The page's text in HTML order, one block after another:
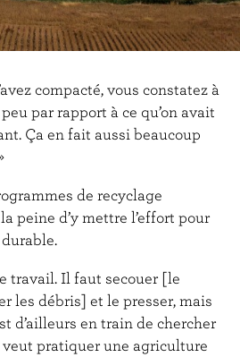
compacté, vous constatez à
par rapport à ce qu’on avait
Ça en fait aussi beaucoup
de recyclage
peine d’y mettre l’effort pour
travail. Il faut secouer [le
les débris] et le presser, mais
d’ailleurs en train de chercher
veut pratiquer une agriculture